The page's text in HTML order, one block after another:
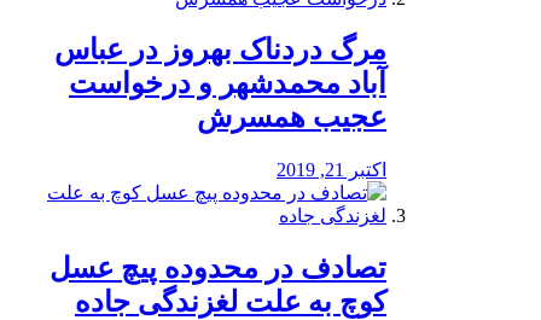
مرگ دردناک بهروز در عباس
آباد محمدشهر و درخواست
عجیب همسرش
اکتبر 21, 2019
تصادف در محدوده پیچ عسل
کوچ به علت لغزندگی جاده